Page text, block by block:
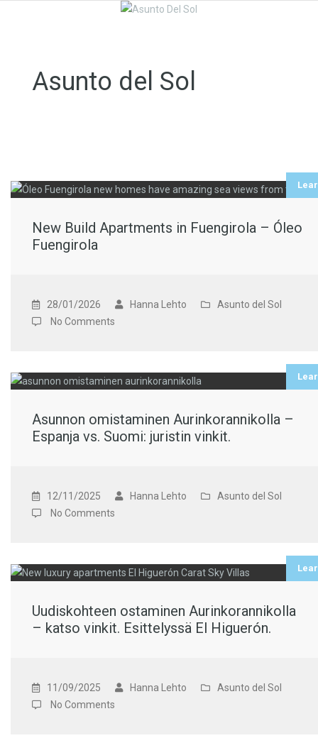
Asunto del Sol
New Build Apartments in Fuengirola – Óleo
Fuengirola
28/01/2026 Hanna Lehto
Asunto del Sol
No Comments
Asunnon omistaminen Aurinkorannikolla –
Espanja vs. Suomi: juristin vinkit.
12/11/2025 Hanna Lehto
Asunto del Sol
No Comments
Uudiskohteen ostaminen Aurinkorannikolla
– katso vinkit. Esittelyssä El Higuerón.
11/09/2025 Hanna Lehto
Asunto del Sol
No Comments